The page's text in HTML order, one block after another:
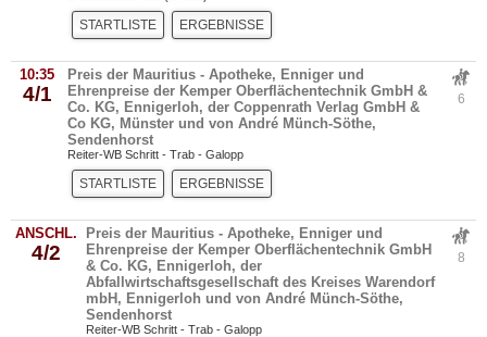
STARTLISTE ERGEBNISSE
10:35
4/1
Preis der Mauritius - Apotheke, Enniger und
Ehrenpreise der Kemper Oberflächentechnik GmbH &
Co. KG, Ennigerloh, der Coppenrath Verlag GmbH &
Co KG, Münster und von André Münch-Söthe,
Sendenhorst
Reiter-WB Schritt - Trab - Galopp
6
STARTLISTE ERGEBNISSE
ANSCHL.
4/2
Preis der Mauritius - Apotheke, Enniger und
Ehrenpreise der Kemper Oberflächentechnik GmbH
& Co. KG, Ennigerloh, der
Abfallwirtschaftsgesellschaft des Kreises Warendorf
mbH, Ennigerloh und von André Münch-Söthe,
Sendenhorst
Reiter-WB Schritt - Trab - Galopp
8